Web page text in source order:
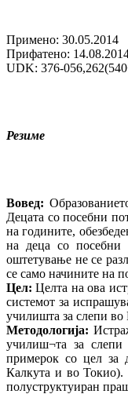
Примено: 30.05.2014
Прифатено:
UDK: 376-
Резиме
Вовед:
Децата со посебни
на годините,
на деца со посебни
оштетување не се
се само начините на
Цел: Целта на ова
системот за
училишта за слепи во
Методологија:
училиш¬та за
примерок со цел за
Калкута и во Токио).
полуструктуиран